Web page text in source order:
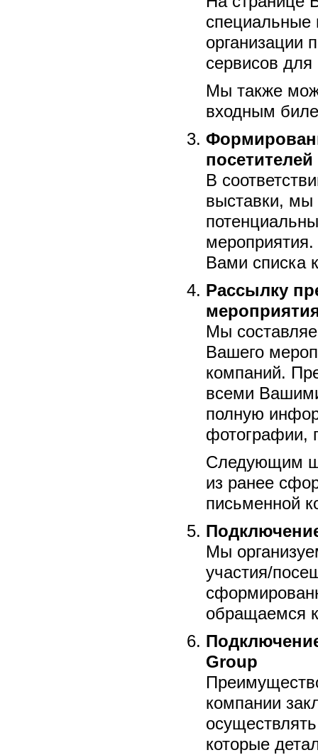
специальные
организации
сервисов
Мы также
входным
В
выставки,
Вами списка
Рассылку
Мы
Вашего
компаний.
всеми
полную
фотографии,
Следующим
из ранее
письменной
Мы
участия/
обращаемся
Group
компании
которые